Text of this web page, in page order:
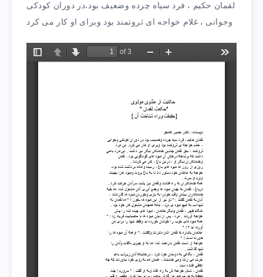
لقمان حکیم ، فرد سیاه چرده وضعیف بود.در دوران کودکی
وجوانی ، غلام خواجه ای ثروتمند بود وبرای او کار می کرد